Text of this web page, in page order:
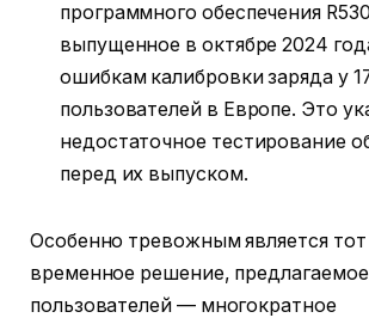
программного обеспечения
выпущенное в октябре 2024
ошибкам калибровки заряда у
пользователей в Европе. Это
недостаточное тестирование
перед их выпуском.
Особенно тревожным является тот
временное решение,
пользователей — многократное